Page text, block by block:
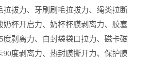
拉拔力、牙刷刷毛拉拔力、绳类拉断
奶杯开启力、奶杯杯膜剥离力、胶塞
度剥离力、自封袋袋口拉力、磁卡磁
90度剥离力、热封膜撕开力、保护膜